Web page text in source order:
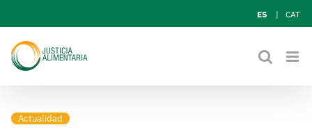
to
content
ES CAT
Actualidad